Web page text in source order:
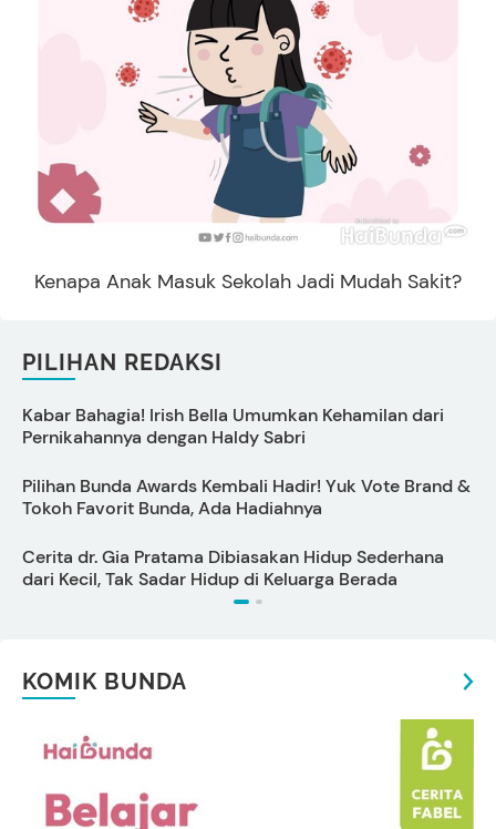
Kenapa Anak Masuk Sekolah Jadi Mudah Sakit?
PILIHAN REDAKSI
Kabar Bahagia! Irish Bella Umumkan Kehamilan dari
Pernikahannya dengan Haldy Sabri
Pilihan Bunda Awards Kembali Hadir! Yuk Vote Brand &
Tokoh Favorit Bunda, Ada Hadiahnya
Cerita dr. Gia Pratama Dibiasakan Hidup Sederhana
dari Kecil, Tak Sadar Hidup di Keluarga Berada
KOMIK BUNDA